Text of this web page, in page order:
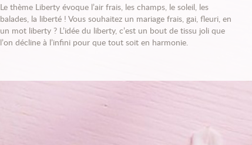
Le thème Liberty évoque l’air frais, les champs, le soleil, les
balades, la liberté ! Vous souhaitez un mariage frais, gai, fleuri, en
un mot liberty ? L’idée du liberty, c’est un bout de tissu joli que
l’on décline à l’infini pour que tout soit en harmonie.